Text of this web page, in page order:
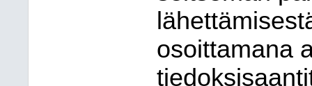
osoittamana